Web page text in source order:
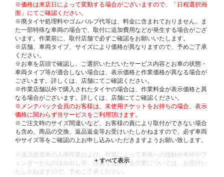
※価格は来店日によって変動する場合がございますので、「日程選択画
面」にてご確認ください。
※廃タイヤ処理料やゴムバルブ代等は、料金に含まれておりません。ま
た一部特殊な車両の場合で、取付に追加費用などが発生する場合がござ
います。作業前に、取付店舗で必ずご確認をお願いいたします。
※店舗、車両タイプ、サイズにより価格が異なりますので、予めご了承
ください。
※お車を店頭で確認し、ご選択いただいたサービス内容とお車の状態・
車両タイプ等が適合しない場合は、表示価格と作業価格が異なる場合が
ございます。詳しくは、店舗にてご確認ください。
※作業店舗以外で購入されたタイヤの場合は、作業料金が表示価格と異
なる場合がございます。詳しくは、店舗にてご確認ください。
※メンテパック会員のお客様は、未使用チケットをお持ちの場合、表示
価格に関わらず当サービスをご利用頂けます。
※ご注文時のサイズ間違いなど、お客様の責により取付ができない場合
も含め、商品の交換、返品返金等お受けいたしかねますので、必ず車両
やサイズ等をご確認の上お申し込みいただきますようお願い致します。
※違法改造車の入庫作業および、作業によって車体への接触や車枠やフ
ェンダーからのはみ出し等、法規を逸脱する作業については、お受けい
たしかねますので、予めご了承ください。